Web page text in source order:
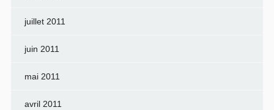
juillet 2011
juin 2011
mai 2011
avril 2011